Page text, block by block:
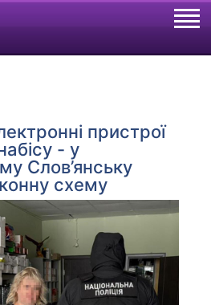
пристрої
- у
Слов’янську
схему